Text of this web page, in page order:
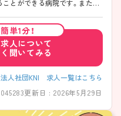
とができる病院です。また、
の取りやすい環境を提供して
簡単1分！
人について
聞いてみる
人社団KNI 求人一覧はこちら
更新日 : 2026年5月29日